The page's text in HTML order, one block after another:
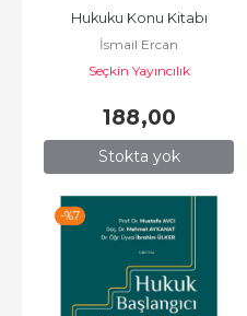
Stokta yok
Hukuku Konu Kitabı
İsmail Ercan
Seçkin Yayıncılık
188,00
-%7